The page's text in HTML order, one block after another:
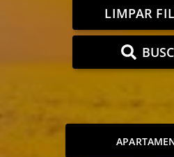
LIMPAR